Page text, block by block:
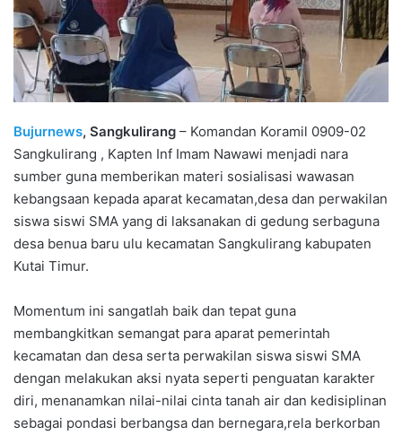
Bujurnews, Sangkulirang – Komandan Koramil 0909-02
Sangkulirang , Kapten Inf Imam Nawawi menjadi nara
sumber guna memberikan materi sosialisasi wawasan
kebangsaan kepada aparat kecamatan,desa dan perwakilan
siswa siswi SMA yang di laksanakan di gedung serbaguna
desa benua baru ulu kecamatan Sangkulirang kabupaten
Kutai Timur.
Momentum ini sangatlah baik dan tepat guna
membangkitkan semangat para aparat pemerintah
kecamatan dan desa serta perwakilan siswa siswi SMA
dengan melakukan aksi nyata seperti penguatan karakter
diri, menanamkan nilai-nilai cinta tanah air dan kedisiplinan
sebagai pondasi berbangsa dan bernegara,rela berkorban